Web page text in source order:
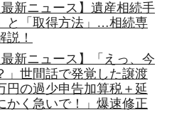
新ニュース】遺産相続手
と「取得方法」…相続専
！
新ニュース】「えっ、今
」世間話で発覚した譲渡
の過少申告加算税＋延
かく急いで！」爆速修正